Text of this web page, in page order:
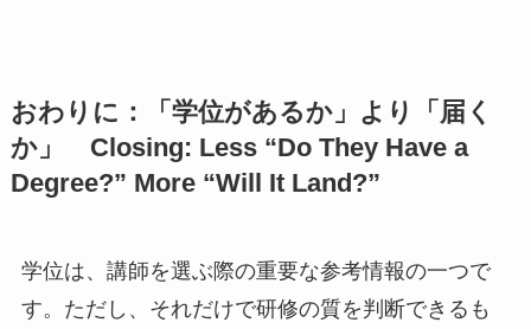
おわりに：「学位があるか」より「届く
か」 Closing: Less “Do They Have a
Degree?” More “Will It Land?”
学位は、講師を選ぶ際の重要な参考情報の一つで
す。ただし、それだけで研修の質を判断できるも